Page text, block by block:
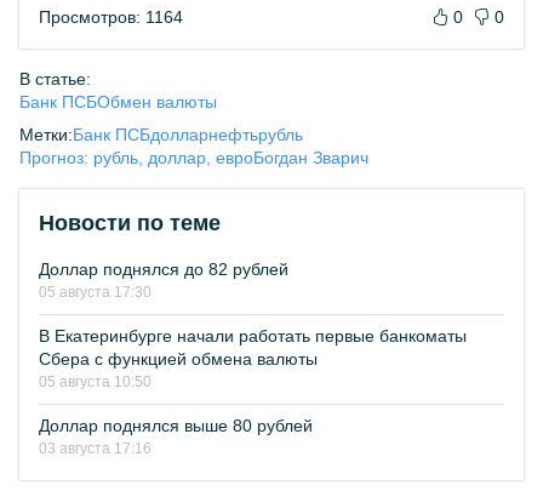
Просмотров: 1164 0 0
В статье:
Банк ПСБОбмен валюты
Метки:Банк ПСБдолларнефтьрубль
Прогноз: рубль, доллар, евроБогдан Зварич
Новости по теме
Доллар поднялся до 82 рублей
05 августа 17:30
В Екатеринбурге начали работать первые банкоматы
Сбера с функцией обмена валюты
05 августа 10:50
Доллар поднялся выше 80 рублей
03 августа 17:16